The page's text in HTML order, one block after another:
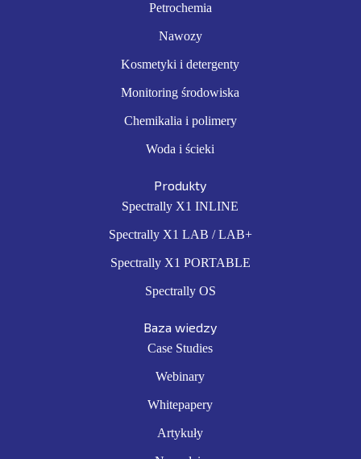
Petrochemia
Nawozy
Kosmetyki i detergenty
Monitoring środowiska
Chemikalia i polimery
Woda i ścieki
Produkty
Spectrally X1 INLINE
Spectrally X1 LAB / LAB+
Spectrally X1 PORTABLE
Spectrally OS
Baza wiedzy
Case Studies
Webinary
Whitepapery
Artykuły